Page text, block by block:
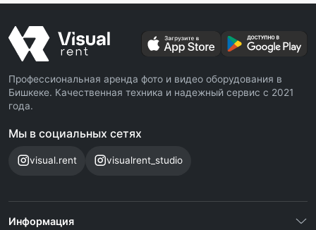
Профессиональная аренда фото и видео оборудования в
Бишкеке. Качественная техника и надежный сервис с 2021
года.
Мы в социальных сетях
visual.rent visualrent_studio
Информация